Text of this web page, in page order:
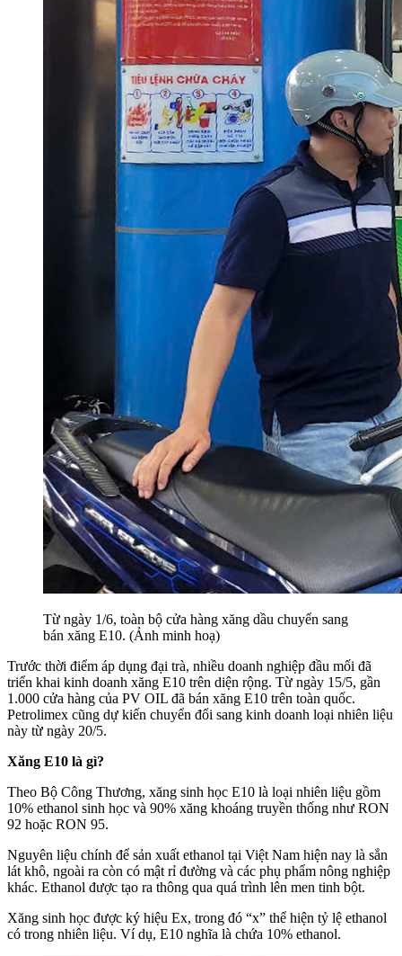
Từ ngày 1/6, toàn bộ cửa hàng xăng dầu chuyển sang
bán xăng E10. (Ảnh minh hoạ)
Trước thời điểm áp dụng đại trà, nhiều doanh nghiệp đầu mối đã
triển khai kinh doanh xăng E10 trên diện rộng. Từ ngày 15/5, gần
1.000 cửa hàng của PV OIL đã bán xăng E10 trên toàn quốc.
Petrolimex cũng dự kiến chuyển đổi sang kinh doanh loại nhiên liệu
này từ ngày 20/5.
Xăng E10 là gì?
Theo Bộ Công Thương, xăng sinh học E10 là loại nhiên liệu gồm
10% ethanol sinh học và 90% xăng khoáng truyền thống như RON
92 hoặc RON 95.
Nguyên liệu chính để sản xuất ethanol tại Việt Nam hiện nay là sắn
lát khô, ngoài ra còn có mật rỉ đường và các phụ phẩm nông nghiệp
khác. Ethanol được tạo ra thông qua quá trình lên men tinh bột.
Xăng sinh học được ký hiệu Ex, trong đó “x” thể hiện tỷ lệ ethanol
có trong nhiên liệu. Ví dụ, E10 nghĩa là chứa 10% ethanol.